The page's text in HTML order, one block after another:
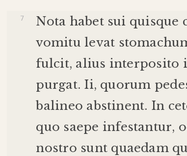
Nota habet sui quisque
vomitu levat
fulcit, alius interposito
purgat. Ii, quorum
balineo abstinent. In
quo saepe infestantur,
nostro sunt quaedam